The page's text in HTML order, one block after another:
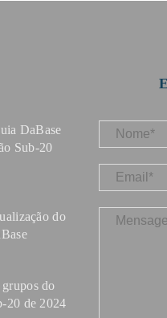
DaBase
Sub-20
do
do
20 de 2024